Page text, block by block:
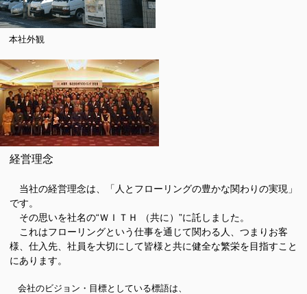
本社外観
経営理念
当社の経営理念は、「人とフローリングの豊かな関わりの実現」
です。
その思いを社名の“ＷＩＴＨ （共に）”に託しました。
これはフローリングという仕事を通じて関わる人、つまりお客
様、仕入先、社員を大切にして皆様と共に健全な繁栄を目指すこと
にあります。
会社のビジョン・目標としている標語は、